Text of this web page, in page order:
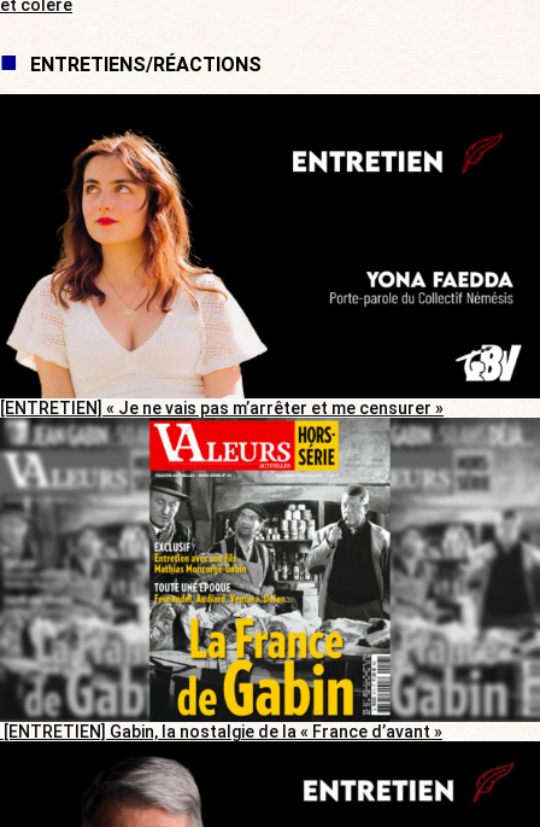
et colère
ENTRETIENS/RÉACTIONS
[ENTRETIEN] « Je ne vais pas m’arrêter et me censurer »
[ENTRETIEN] Gabin, la nostalgie de la « France d’avant »